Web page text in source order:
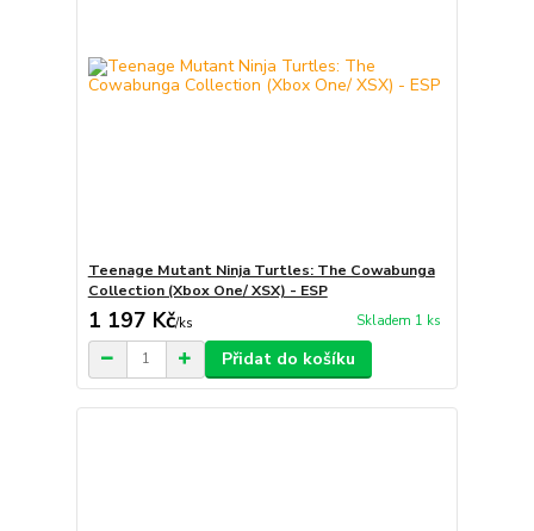
Teenage Mutant Ninja Turtles: The Cowabunga
Collection (Xbox One/ XSX) - ESP
1 197 Kč/ks Skladem 1 ks
Přidat do košíku